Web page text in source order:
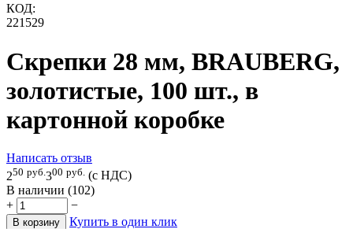
КОД:
221529
Скрепки 28 мм, BRAUBERG,
золотистые, 100 шт., в
картонной коробке
Написать отзыв
250 руб. 300 руб. (с НДС)
В наличии (102)
+
−
В корзину
Купить в один клик